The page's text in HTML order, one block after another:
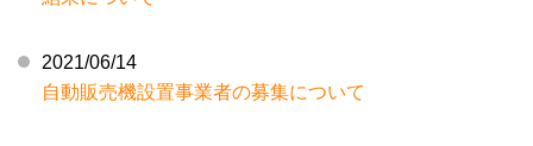
2021/06/14
自動販売機設置事業者の募集について